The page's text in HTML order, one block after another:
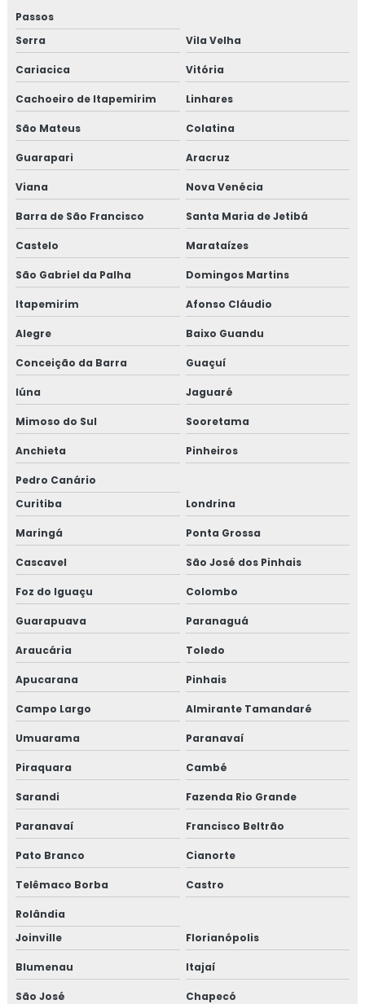
Passos
Serra
Vila Velha
Cariacica Vitória
Cachoeiro de Itapemirim Linhares
São Mateus Colatina
Guarapari Aracruz
Viana Nova Venécia
Barra de São Francisco Santa Maria de Jetibá
Castelo Marataízes
São Gabriel da Palha Domingos Martins
Itapemirim Afonso Cláudio
Alegre Baixo Guandu
Conceição da Barra Guaçuí
Iúna Jaguaré
Mimoso do Sul Sooretama
Anchieta Pinheiros
Pedro Canário
Curitiba
Londrina
Maringá Ponta Grossa
Cascavel São José dos Pinhais
Foz do Iguaçu Colombo
Guarapuava Paranaguá
Araucária Toledo
Apucarana Pinhais
Campo Largo Almirante Tamandaré
Umuarama Paranavaí
Piraquara Cambé
Sarandi Fazenda Rio Grande
Paranavaí Francisco Beltrão
Pato Branco Cianorte
Telêmaco Borba Castro
Rolândia
Joinville
Florianópolis
Blumenau Itajaí
São José Chapecó